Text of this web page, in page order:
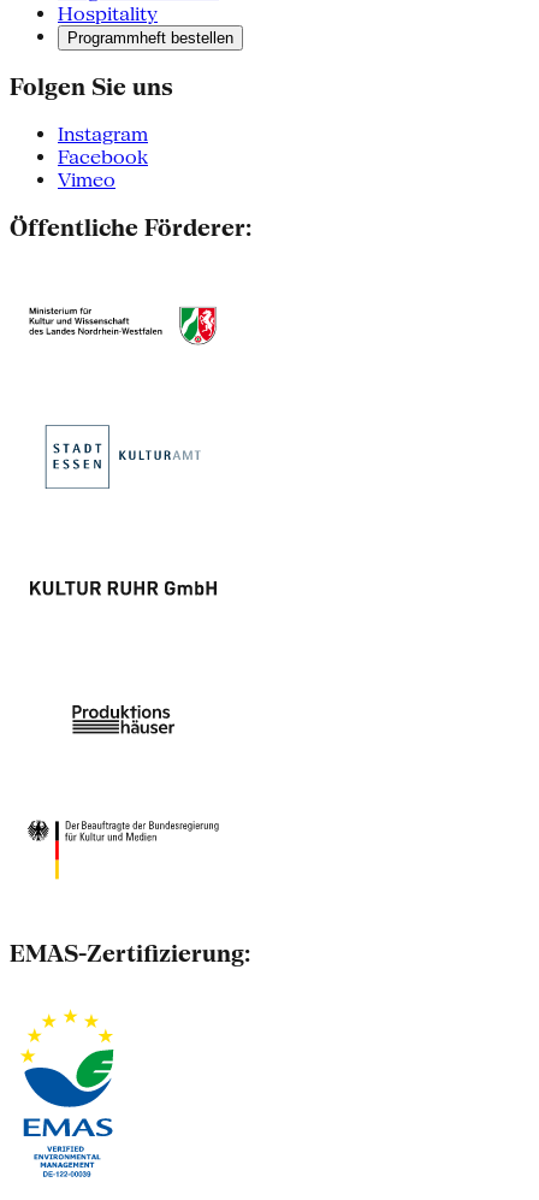
Hospitality
Programmheft bestellen
Folgen Sie uns
Instagram
Facebook
Vimeo
Öffentliche Förderer:
EMAS-Zertifizierung: